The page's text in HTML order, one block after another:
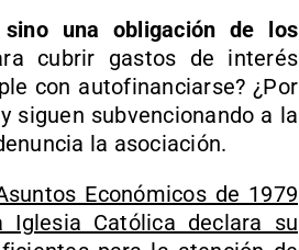
una obligación de los
cubrir gastos de interés
con autofinanciarse? ¿Por
siguen subvencionando a la
la asociación.
Económicos de 1979
Católica declara su